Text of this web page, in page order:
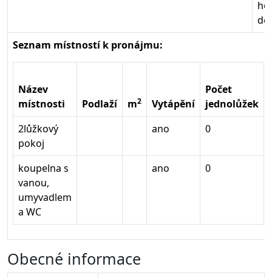
Seznam místností k pronájmu:
Název
místnosti
Podlaží m2 Vytápění
Počet
jednolůžek
2lůžkový
pokoj
ano 0
koupelna s
vanou,
umyvadlem
a WC
ano 0
Obecné informace